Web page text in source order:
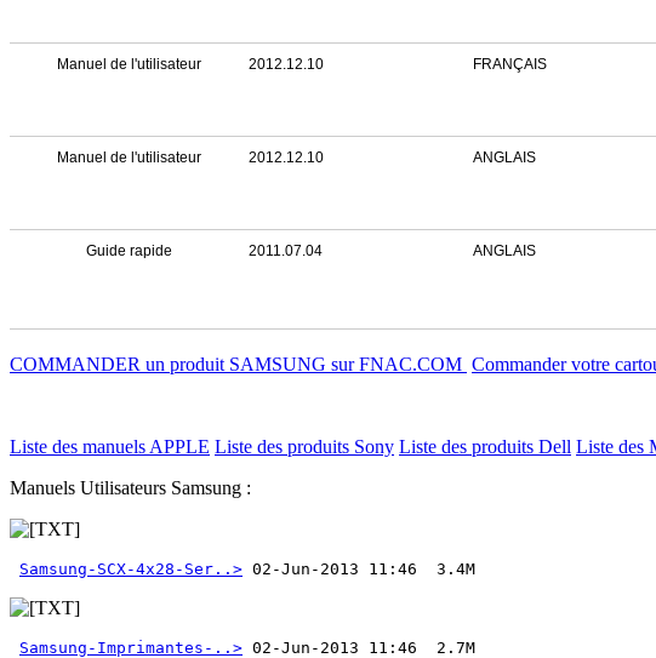
Manuel de l'utilisateur 2012.12.10 FRANÇAIS
Manuel de l'utilisateur 2012.12.10 ANGLAIS
Guide rapide 2011.07.04 ANGLAIS
COMMANDER un produit SAMSUNG sur FNAC.COM Commander votre
Liste des manuels APPLE Liste des produits Sony Liste des produits Dell Liste des
Manuels Utilisateurs Samsung :
Samsung-SCX-4x28-Ser..>
Samsung-Imprimantes-..>